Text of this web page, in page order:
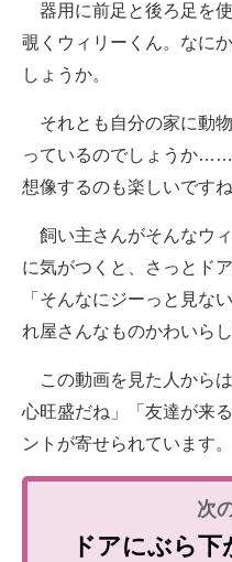
器用に前足と後ろ足を
覗くウィリーくん。なに
しょうか。
それとも自分の家に動
っているのでしょうか
想像するのも楽しいです
飼い主さんがそんなウ
に気がつくと、さっとド
「そんなにジーっと見な
れ屋さんなものかわいら
この動画を見た人から
心旺盛だね」「友達が来
ントが寄せられています。
ドアにぶら